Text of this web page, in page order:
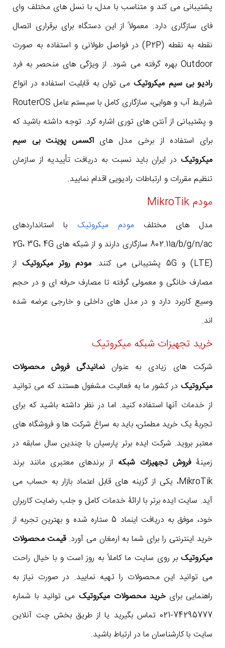
پشتیبانی می کند و متناسب با مدل، با نسل های مختلف وای
فای سازگاری دارد. معمولاً از این دستگاه برای برقراری اتصال
نقطه به نقطه (P2P) در فواصل طولانی و استفاده به صورت
Outdoor بهره گرفته می شود. از ویژگی های منحصر به فرد
رادیو بی سیم میکروتیک می توان به قابلیت استفاده در انواع
شرایط آب و هوایی، سازگاری کامل با سیستم عامل RouterOS
و پشتیبانی از آنتن های توری اشاره کرد. توجه داشته باشید که
برای استفاده از برخی مدل هایاکسس پوینت بی سیم
میکروتیکدر ایران باید نسبت به دریافت تأییدیه از سازمان
تنظیم مقررات و ارتباطات رادیویی اقدام نمایید.
مودم MikroTik
مدل های مختلفمودم میکروتیک با استانداردهای
802.11a/b/g/n/ac سازگاری دارند و از شبکه های 2G، 3G، 4G
(LTE) و 5G پشتیبانی می کنند.
مودم روتر میکروتیک از
مصارف خانگی و معمولی گرفته تا مصارف حرفه ای و در حجم
وسیع کاربرد دارد و در مدل های داخلی و خارجی عرضه شده
اند.
خرید تجهیزات شبکه میکروتیک
شرکت های زیادی به عنواننمانیدگی فروش محصولات
میکروتیکدر کشور ما به فعالیت مشغول هستند که می توانید
از خدمات آنها استفاده کنید. اما در نظر داشته باشید که برای
تجربۀ یک خرید مطمئن، باید به سراغ شرکت ها و فروشگاه های
معتبر بروید. شرکت ایده برتر پارسیان با چندین سال سابقه در
زمینۀفروش تجهیزات شبکه از برندهای معتبری مانند برند
MikroTik، یکی از گزینه های قابل اعتماد بازار به حساب می
آید. سایت ایده برتر با ارائۀ خدمات کامل و جلب رضایت کاربران
خود، موفق به دریافت اینماد 5 ستاره شده و بهترین تجربه از
خرید اینترنتی را برای شما به ارمغان می آورد.قیمت محصولات
میکروتیکبر روی سایت ما کاملاً به روز است و با خیال راحت
می توانید این محصولات را تهیه نمایید. در صورت نیاز به
راهنمایی برایخرید محصولات میکروتیک می توانید با شماره
74295777-021 تماس بگیرید یا از طریق بخش چت آنلاین
سایت با کارشناسان ما در ارتباط باشید.